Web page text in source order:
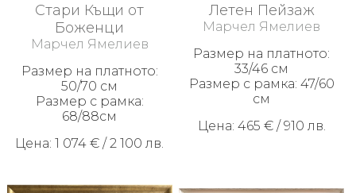
Стари Къщи от
Боженци
Марчел Ямелиев
Размер на платното:
50/70 см
Размер с рамка:
68/88см
Цена: 1 074 € / 2 100 лв.
Летен Пейзаж
Марчел Ямелиев
Размер на платното:
33/46 см
Размер с рамка: 47/60
см
Цена: 465 € / 910 лв.